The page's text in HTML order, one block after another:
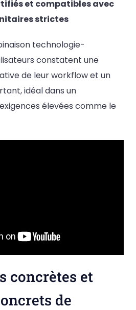
et compatibles avec
strictes
technologie-
constatent une
de leur workflow et un
idéal dans un
élevées comme le
concrètes et
de